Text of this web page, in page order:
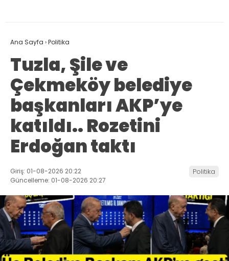
Ana Sayfa ›Politika
Tuzla, Şile ve
Çekmeköy belediye
başkanları AKP’ye
katıldı.. Rozetini
Erdoğan taktı
Giriş: 01-08-2026 20:22
Güncelleme: 01-08-2026 20:27
Politika